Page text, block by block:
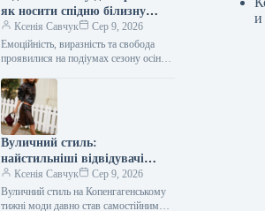
як носити спідню білизну
восени 2026 року, за версією
подіумів
Ксенія Савчук
Сер 9, 2026
Емоційність, виразність та свобода
проявилися на подіумах сезону осінь-
відкритого одягу в стилі білизни. Це
не…
Вуличний стиль:
найстильніші відвідувачі
Копенгагенського тижня моди
Ксенія Савчук
Сер 9, 2026
Вуличний стиль на Копенгагенському
тижні моди давно став самостійним
и